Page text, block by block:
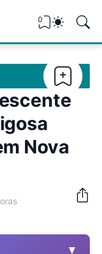
0
Nova
▼